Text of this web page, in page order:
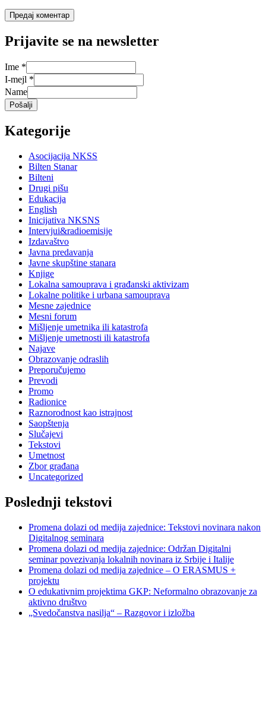
Prijavite se na newsletter
Ime *
I-mejl *
Name
Pošalji
Kategorije
Asocijacija NKSS
Bilten Stanar
Bilteni
Drugi pišu
Edukacija
English
Inicijativa NKSNS
Intervjui&radioemisije
Izdavaštvo
Javna predavanja
Javne skupštine stanara
Knjige
Lokalna samouprava i građanski aktivizam
Lokalne politike i urbana samouprava
Mesne zajednice
Mesni forum
Mišljenje umetnika ili katastrofa
Mišljenje umetnosti ili katastrofa
Najave
Obrazovanje odraslih
Preporučujemo
Prevodi
Promo
Radionice
Raznorodnost kao istrajnost
Saopštenja
Slučajevi
Tekstovi
Umetnost
Zbor građana
Uncategorized
Poslednji tekstovi
Promena dolazi od medija zajednice: Tekstovi novinara nakon
Digitalnog seminara
Promena dolazi od medija zajednice: Održan Digitalni
seminar povezivanja lokalnih novinara iz Srbije i Italije
Promena dolazi od medija zajednice – O ERASMUS +
projektu
O edukativnim projektima GKP: Neformalno obrazovanje za
aktivno društvo
„Svedočanstva nasilja“ – Razgovor i izložba